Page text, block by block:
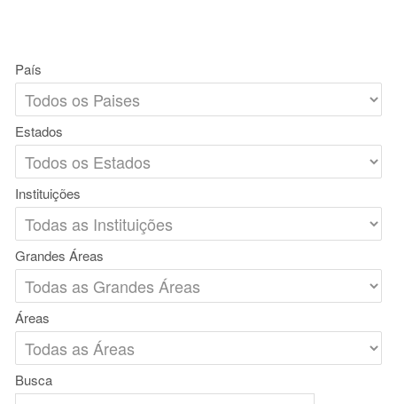
País
Estados
Instituições
Grandes Áreas
Áreas
Busca